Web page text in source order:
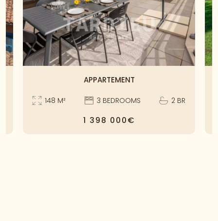
APPARTEMENT
148 M² 3 BEDROOMS 2 BR
1 398 000€